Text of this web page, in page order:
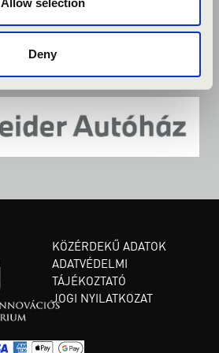
Deny
KÖZÉRDEKŰ ADATOK
ADATVÉDELMI
TÁJÉKOZTATÓ
JOGI NYILATKOZAT